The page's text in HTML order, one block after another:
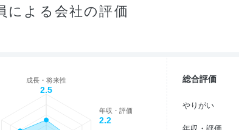
による会社の評価
成長・将来性
2.5
年収・評価
2.2
総合評価
やりがい